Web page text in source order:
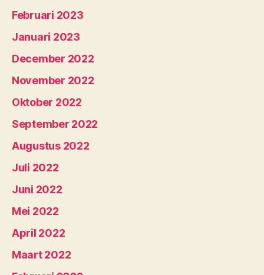
Februari 2023
Januari 2023
December 2022
November 2022
Oktober 2022
September 2022
Augustus 2022
Juli 2022
Juni 2022
Mei 2022
April 2022
Maart 2022